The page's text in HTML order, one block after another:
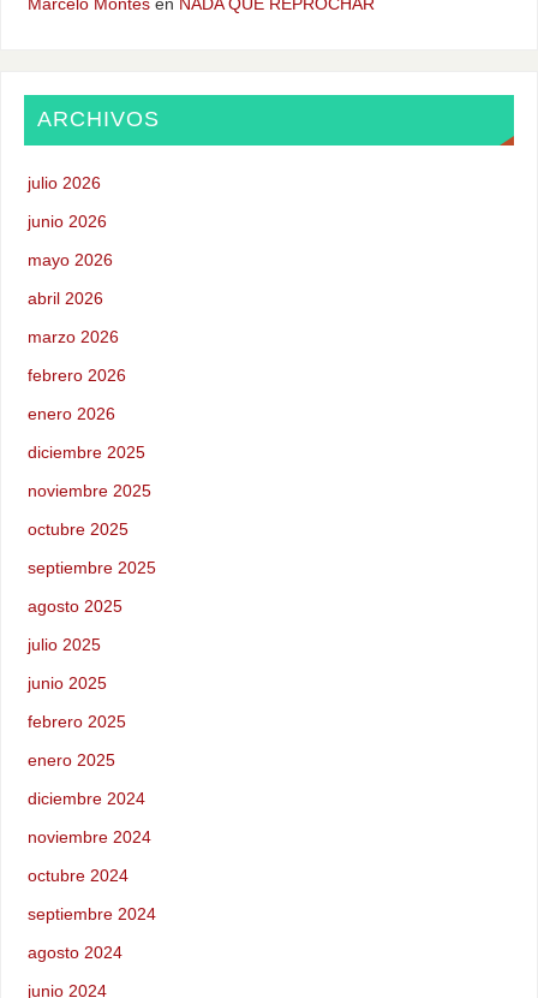
ARCHIVOS
julio 2026
junio 2026
mayo 2026
abril 2026
marzo 2026
febrero 2026
enero 2026
diciembre 2025
noviembre 2025
octubre 2025
septiembre 2025
agosto 2025
julio 2025
junio 2025
febrero 2025
enero 2025
diciembre 2024
noviembre 2024
octubre 2024
septiembre 2024
agosto 2024
junio 2024